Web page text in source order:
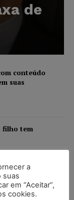
de
conteúdo
suas
filho tem
de veículos
de todos os
a
suas
em “Aceitar”,
cookies.